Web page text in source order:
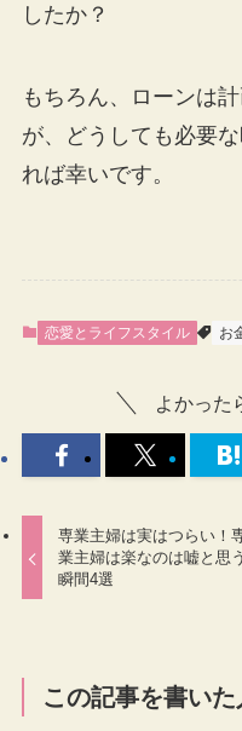
したか？
もちろん、ローンは
が、どうしても必要
れば幸いです。
恋愛とライフスタイル お
よかった
専業主婦は実はつらい！
業主婦は楽なのは嘘と思う
瞬間4選
この記事を書いた